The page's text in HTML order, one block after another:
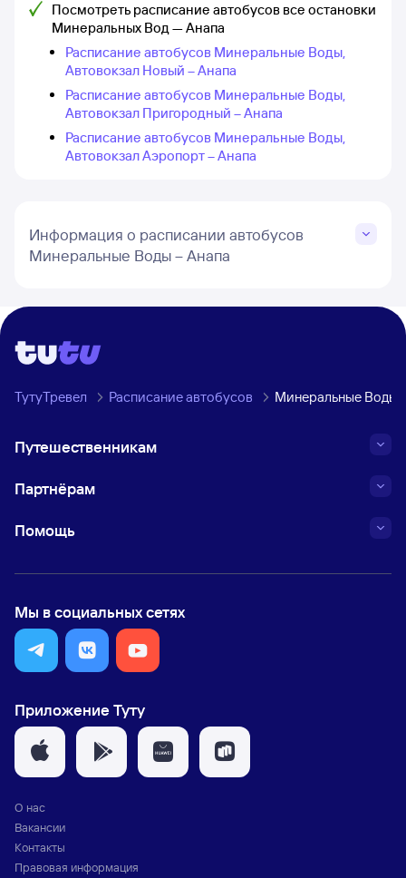
Посмотреть расписание автобусов все остановки
Минеральных Вод — Анапа
Расписание автобусов Минеральные Воды,
Автовокзал Новый – Анапа
Расписание автобусов Минеральные Воды,
Автовокзал Пригородный – Анапа
Расписание автобусов Минеральные Воды,
Автовокзал Аэропорт – Анапа
Информация о расписании автобусов
Минеральные Воды – Анапа
ТутуТревел Расписание автобусов Минеральные Воды
Путешественникам
Партнёрам
Помощь
Мы в социальных сетях
Приложение Туту
О нас
Вакансии
Контакты
Правовая информация